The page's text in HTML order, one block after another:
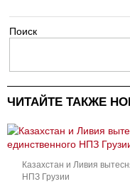
Поиск
ЧИТАЙТЕ ТАКЖЕ
Казахстан и Ливия
НПЗ Грузии